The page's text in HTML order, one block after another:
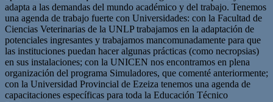
adapta a las demandas del mundo académico y del trabajo. Tenemos
una agenda de trabajo fuerte con Universidades: con la Facultad de
Ciencias Veterinarias de la UNLP trabajamos en la adaptación de
potenciales ingresantes y trabajamos mancomunadamente para que
las instituciones puedan hacer algunas prácticas (como necropsias)
en sus instalaciones; con la UNICEN nos encontramos en plena
organización del programa Simuladores, que comenté anteriormente;
con la Universidad Provincial de Ezeiza tenemos una agenda de
capacitaciones específicas para toda la Educación Técnico